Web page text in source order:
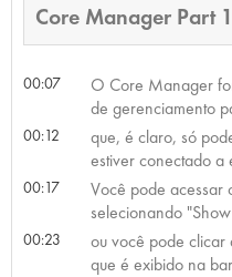
Core Manager Part 1
00:07
O Core Manager
de gerenciamento
00:12
que, é claro, só
estiver conectado a
00:17
Você pode acessar
selecionando
00:23
ou você pode clicar
que é exibido na